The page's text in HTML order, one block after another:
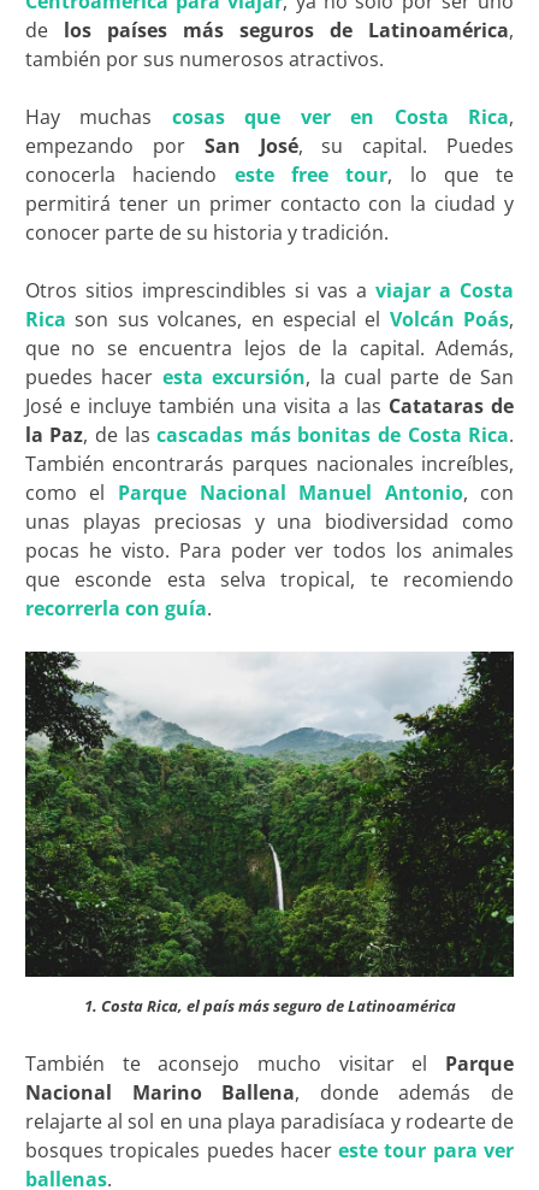
de los países más seguros de Latinoamérica,
también por sus numerosos atractivos.
Hay muchas cosas que ver en Costa Rica,
empezando por San José, su capital. Puedes
conocerla haciendo este free tour, lo que te
permitirá tener un primer contacto con la ciudad y
conocer parte de su historia y tradición.
Otros sitios imprescindibles si vas aviajar a Costa
Rica son sus volcanes, en especial el Volcán Poás,
que no se encuentra lejos de la capital. Además,
puedes hacer esta excursión, la cual parte de San
José e incluye también una visita a las Catataras de
la Paz, de lascascadas más bonitas de Costa Rica.
También encontrarás parques nacionales increíbles,
como el Parque Nacional Manuel Antonio, con
unas playas preciosas y una biodiversidad como
pocas he visto. Para poder ver todos los animales
que esconde esta selva tropical, te recomiendo
recorrerla con guía.
1. Costa Rica, el país más seguro de Latinoamérica
También te aconsejo mucho visitar el Parque
Nacional Marino Ballena, donde además de
relajarte al sol en una playa paradisíaca y rodearte de
bosques tropicales puedes hacereste tour para ver
ballenas.